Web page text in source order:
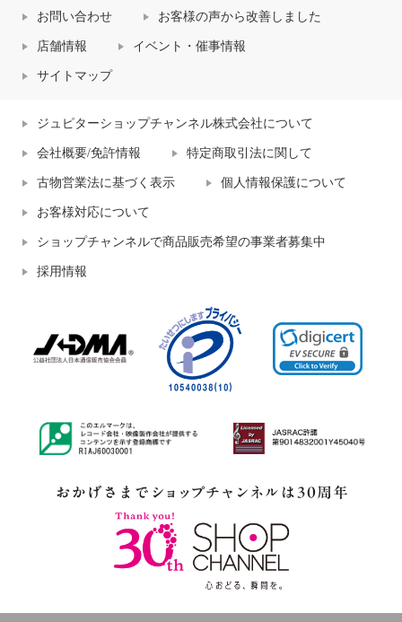
お問い合わせ お客様の声から改善しました
店舗情報 イベント・催事情報
サイトマップ
ジュピターショップチャンネル株式会社について
会社概要/免許情報 特定商取引法に関して
古物営業法に基づく表示 個人情報保護について
お客様対応について
ショップチャンネルで商品販売希望の事業者募集中
採用情報